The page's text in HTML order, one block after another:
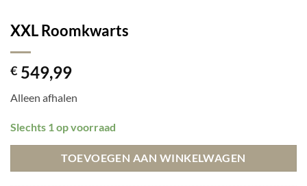
XXL Roomkwarts
€ 549,99
Alleen afhalen
Slechts 1 op voorraad
TOEVOEGEN AAN WINKELWAGEN